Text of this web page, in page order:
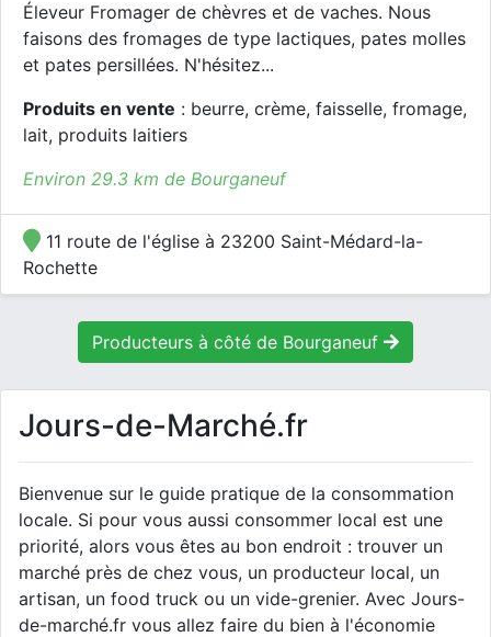
Éleveur Fromager de chèvres et de vaches. Nous
faisons des fromages de type lactiques, pates molles
et pates persillées. N'hésitez...
Produits en vente : beurre, crème, faisselle, fromage,
lait, produits laitiers
Environ 29.3 km de Bourganeuf
11 route de l'église à 23200 Saint-Médard-la-
Rochette
Producteurs à côté de Bourganeuf
Jours-de-Marché.fr
Bienvenue sur le guide pratique de la consommation
locale. Si pour vous aussi consommer local est une
priorité, alors vous êtes au bon endroit : trouver un
marché près de chez vous, un producteur local, un
artisan, un food truck ou un vide-grenier. Avec Jours-
de-marché.fr vous allez faire du bien à l'économie